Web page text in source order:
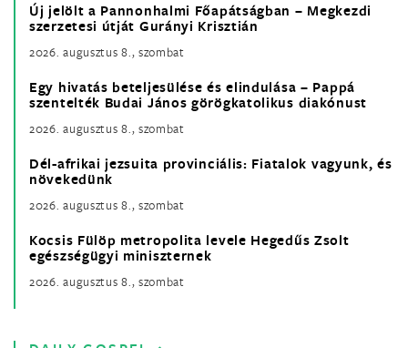
Új jelölt a Pannonhalmi Főapátságban – Megkezdi
szerzetesi útját Gurányi Krisztián
2026. augusztus 8., szombat
Egy hivatás beteljesülése és elindulása – Pappá
szentelték Budai János görögkatolikus diakónust
2026. augusztus 8., szombat
Dél-afrikai jezsuita provinciális: Fiatalok vagyunk, és
növekedünk
2026. augusztus 8., szombat
Kocsis Fülöp metropolita levele Hegedűs Zsolt
egészségügyi miniszternek
2026. augusztus 8., szombat